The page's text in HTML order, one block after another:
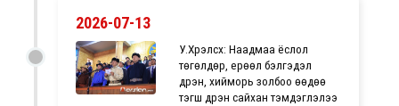
2026-07-13
У.Хүрэлсүх: Наадмаа ёслол
төгөлдөр, ерөөл бэлгэдэл
дүүрэн, хийморь золбоо өөдөө
тэгш дүүрэн сайхан тэмдэглэлээ